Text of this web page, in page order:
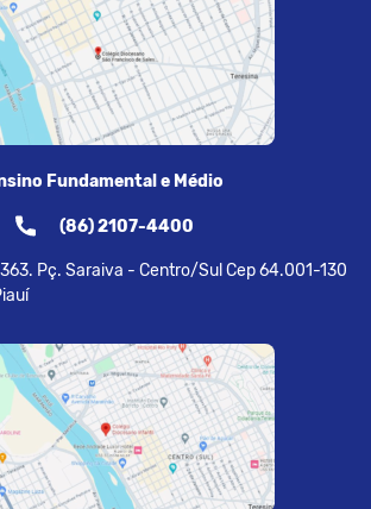
Fundamental e Médio
(86) 2107-4400
363. Pç. Saraiva - Centro/Sul Cep 64.001-130